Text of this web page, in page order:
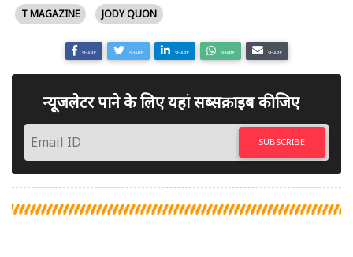
T MAGAZINE
JODY QUON
SHARE SHARE SHARE SHARE SHARE
न्यूजलेटर पाने के लिए यहां सब्सक्राइब कीजिए
SUBSCRIBE